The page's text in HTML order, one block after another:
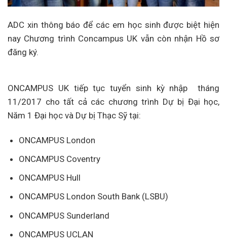
ADC xin thông báo để các em học sinh được biệt hiện
nay Chương trình Concampus UK vẫn còn nhận Hồ sơ
đăng ký.
ONCAMPUS UK tiếp tục tuyển sinh kỳ nhập tháng
11/2017 cho tất cả các chương trình Dự bị Đại học,
Năm 1 Đại học và Dự bị Thạc Sỹ tại:
ONCAMPUS London
ONCAMPUS Coventry
ONCAMPUS Hull
ONCAMPUS London South Bank (LSBU)
ONCAMPUS Sunderland
ONCAMPUS UCLAN